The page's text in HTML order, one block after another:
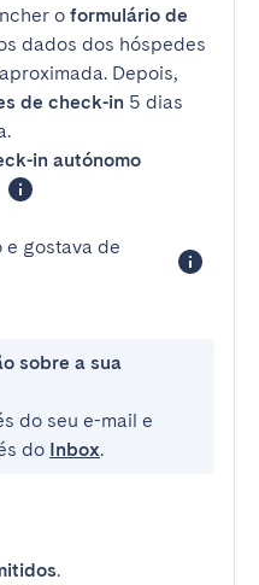
o formulário de
dados dos hóspedes
Depois,
de check-in 5 dias
in autónomo
e gostava de
sobre a sua
do seu e-mail e
do Inbox.
.